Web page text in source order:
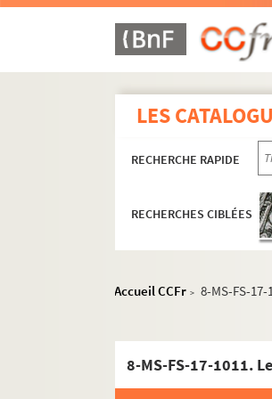
LES
RECHERCHE RAPIDE
RECHERCHES CIBLÉES
Accueil CCFr > 8-MS-FS-
8-MS-FS-17-1011.
Guillaume Apollinaire